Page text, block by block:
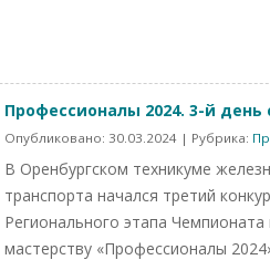
Профессионалы 2024. 3-й день
Опубликовано: 30.03.2024 | Рубрика:
В Оренбургском техникуме
транспорта начался третий
Регионального этапа
мастерству «Профессионалы